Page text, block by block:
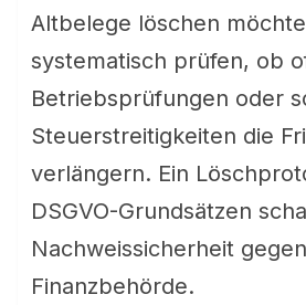
Altbelege löschen
systematisch prüfen, ob
Betriebsprüfungen oder
Steuerstreitigkeiten die
verlängern. Ein
DSGVO-Grundsätzen
Nachweissicherheit
Finanzbehörde.